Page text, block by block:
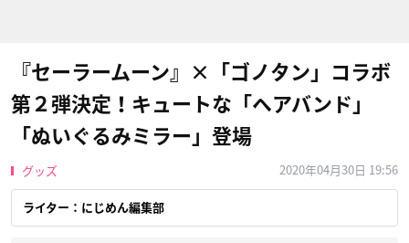
『セーラームーン』×「ゴノタン」コラボ
第２弾決定！キュートな「ヘアバンド」
「ぬいぐるみミラー」登場
グッズ 2020年04月30日 19:56
ライター：にじめん編集部